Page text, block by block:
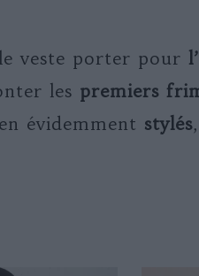
veste porter pour
les premiers
évidemment stylés